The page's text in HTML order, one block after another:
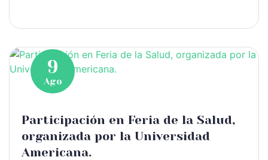
9
Ago
Participación en Feria de la Salud,
organizada por la Universidad
Americana.